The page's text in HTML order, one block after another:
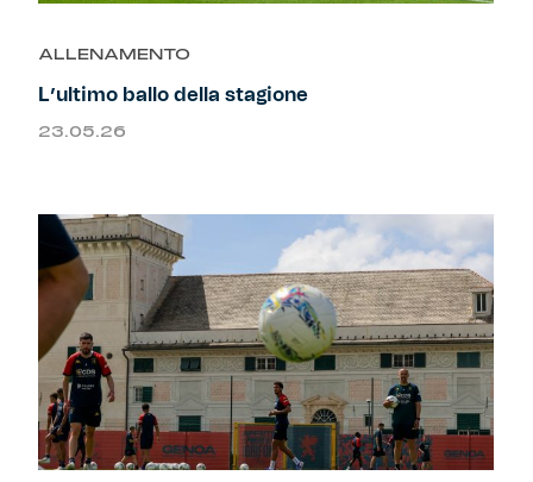
Primavera
Genoa for Special
Genoa Academy
Training
Tacchettee Collection
Urban Collection
Throwback Duemila
ALLENAMENTO
L’ultimo ballo della stagione
23.05.26